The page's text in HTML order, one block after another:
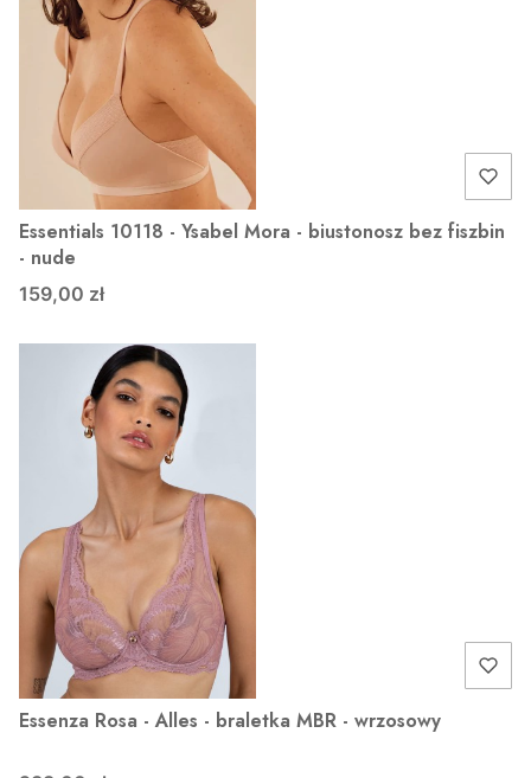
Essentials 10118 - Ysabel Mora - biustonosz bez fiszbin
- nude
159,00 zł
Essenza Rosa - Alles - braletka MBR - wrzosowy